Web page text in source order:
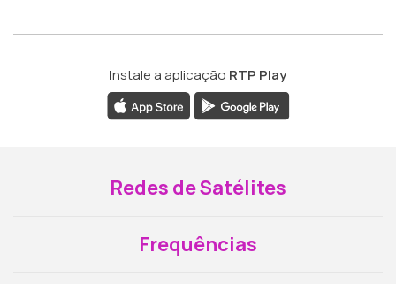
Instale a aplicação RTP Play
Redes de Satélites
Frequências